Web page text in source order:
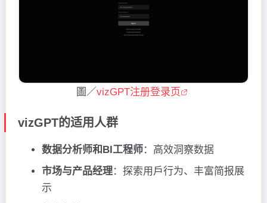
圖／vizGPT注册登录页
vizGPT的适用人群
数据分析师和BI工程师 ：高效洞察数据
市场与产品经理：探索用戶行为、丰富简报展
示